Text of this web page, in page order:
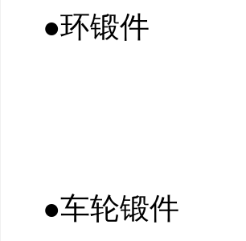
●环锻件
●车轮锻件